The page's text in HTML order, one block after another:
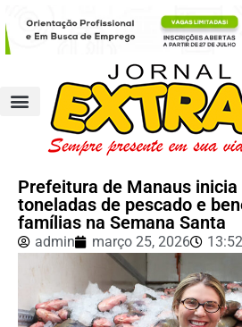
Prefeitura de Manaus
toneladas de pescado e
famílias na Semana Santa
admin março 25, 2026 13:52